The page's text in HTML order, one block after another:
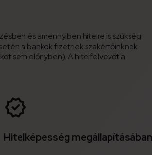
és amennyiben hitelre is szükség
a bankok fizetnek szakértőinknek
sem előnyben). A hitelfelvevőt a
Hitelképesség megállapításában